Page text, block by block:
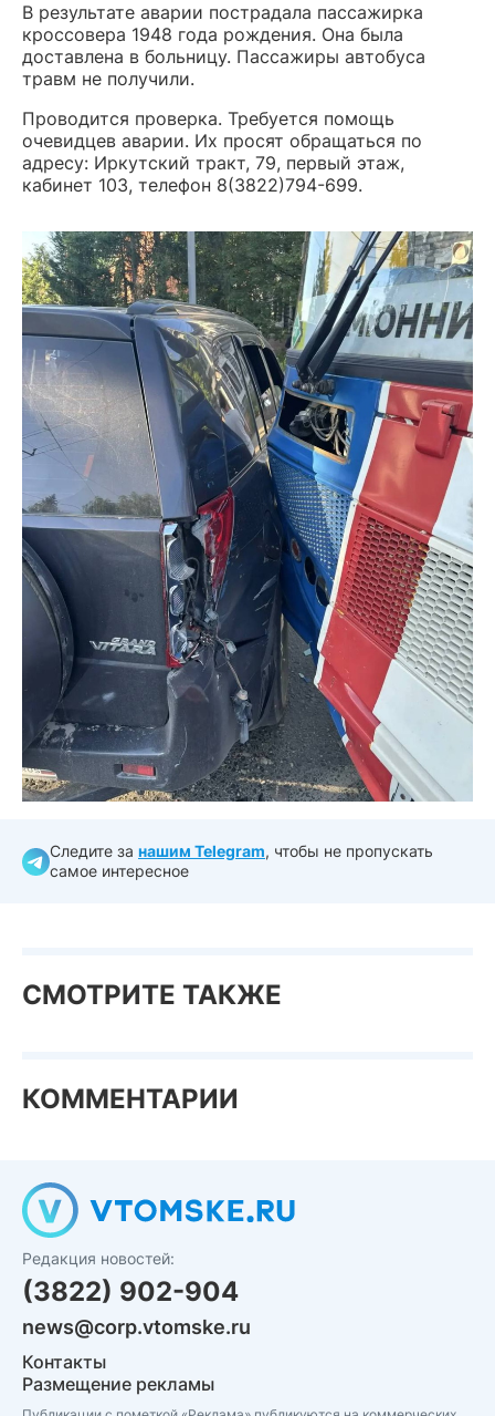
В результате аварии пострадала пассажирка
кроссовера 1948 года рождения. Она была
доставлена в больницу. Пассажиры автобуса
травм не получили.
Проводится проверка. Требуется помощь
очевидцев аварии. Их просят обращаться по
адресу: Иркутский тракт, 79, первый этаж,
кабинет 103, телефон 8(3822)794-699.
Следите за нашим Telegram, чтобы не пропускать
самое интересное
СМОТРИТЕ ТАКЖЕ
КОММЕНТАРИИ
Редакция новостей:
(3822) 902-904
news@corp.vtomske.ru
Контакты
Размещение рекламы